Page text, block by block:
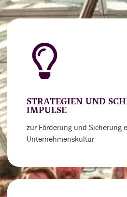
STRATEGIEN UND
IMPULSE
zur Förderung und Sicherung
Unternehmenskultur